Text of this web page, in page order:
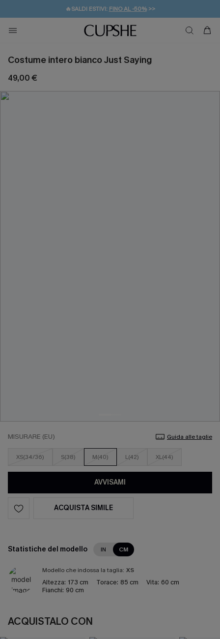
🔥SALDI ESTIVI: FINO AL -50%>>
🚚SPEDIZIONE GRATUITA DA 49€
💌REGALO PER I NUOVI: 20% DI SCONTO*
Costume intero bianco Just Saying
49,00 €
MISURARE (EU) Guida alle taglie
XS(34/36) S(38) M(40) L(42) XL(44)
AVVISAMI
ACQUISTA SIMILE
Statistiche del modello IN CM
Modello che indossa la taglia: XS
Altezza: 173 cm Torace: 85 cm Vita: 60 cm
Fianchi: 90 cm
ACQUISTALO CON